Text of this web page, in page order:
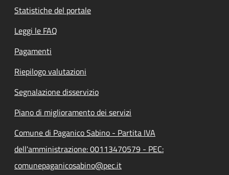
Statistiche del portale
Leggi le FAQ
Pagamenti
Riepilogo valutazioni
Segnalazione disservizio
Piano di miglioramento dei servizi
Comune di Paganico Sabino - Partita IVA
dell'amministrazione: 00113470579 - PEC:
comunepaganicosabino@pec.it